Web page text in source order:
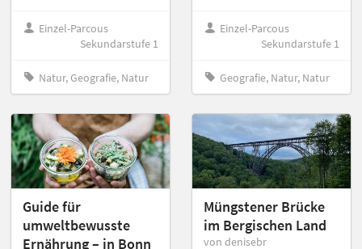
Einzel-Parcous
Sekundarstufe 1
Natur, Geografie, Natur
Einzel-Parcous
Sekundarstufe 1
Geografie, Natur, Natur
Guide für
umweltbewusste
Ernährung – in Bonn
Müngstener Brücke
im Bergischen Land
von denisebr